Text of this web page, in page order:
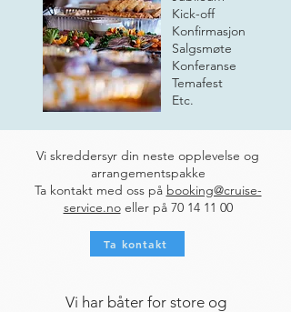
Kick-off
Konfirmasjon
Salgsmøte
Konferanse
Temafest
Etc.
Vi skreddersyr din neste opplevelse og
arrangementspakke
Ta kontakt med oss på booking@cruise-
service.noeller på 70 14 11 00
Ta kontakt
Vi har båter for store og